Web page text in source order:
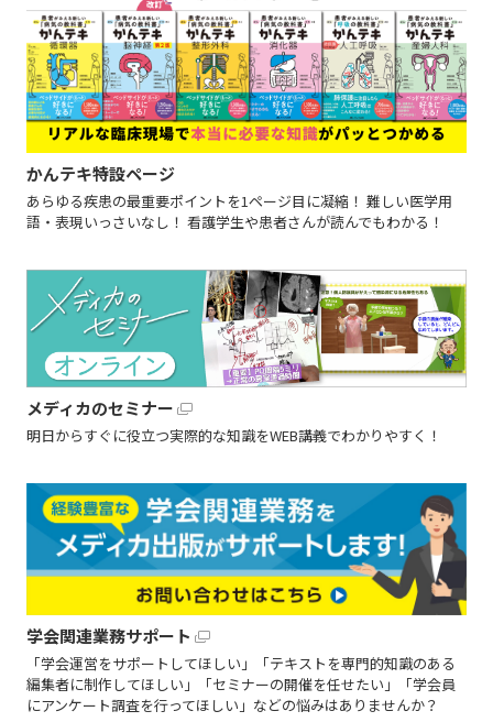
かんテキ特設ページ
あらゆる疾患の最重要ポイントを1ページ目に凝縮！ 難しい医学用
語・表現いっさいなし！ 看護学生や患者さんが読んでもわかる！
メディカのセミナー
明日からすぐに役立つ実際的な知識をWEB講義でわかりやすく！
学会関連業務サポート
「学会運営をサポートしてほしい」「テキストを専門的知識のある
編集者に制作してほしい」「セミナーの開催を任せたい」「学会員
にアンケート調査を行ってほしい」などの悩みはありませんか？